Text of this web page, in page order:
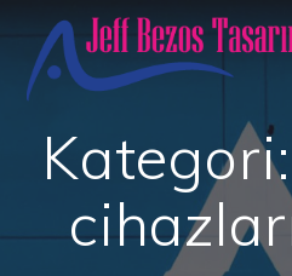
to
Kategori: